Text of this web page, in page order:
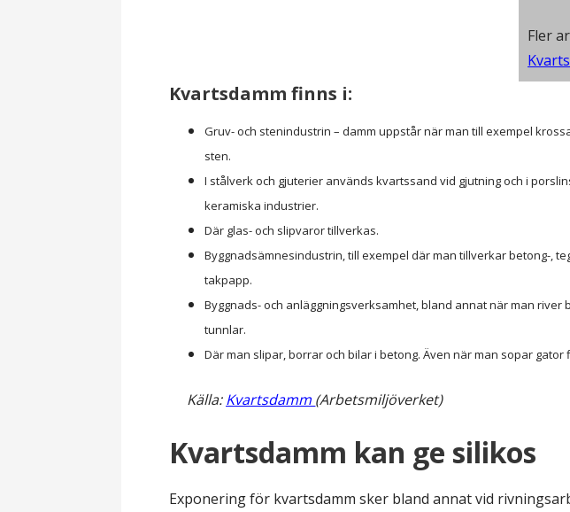
Fler
Kvartsdamm finns i:
Gruv- och stenindustrin – damm uppstår när man till exempel
sten.
I stålverk och gjuterier används kvartssand vid gjutning och i
keramiska industrier.
Där glas- och slipvaror tillverkas.
Byggnadsämnesindustrin, till exempel där man tillverkar betong-,
takpapp.
Byggnads- och anläggningsverksamhet, bland annat när man river
tunnlar.
Där man slipar, borrar och bilar i betong. Även när man sopar gator
Källa:Kvartsdamm (Arbetsmiljöverket)
Kvartsdamm kan ge silikos
Exponering för kvartsdamm sker bland annat vid